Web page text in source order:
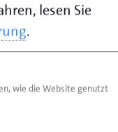
(2.
(2.
(2. März)
lesen Sie
.
wie die Website genutzt